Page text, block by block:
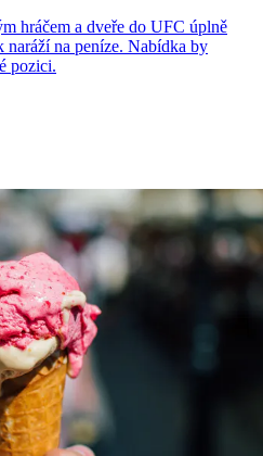
hráčem a dveře do UFC úplně
naráží na peníze. Nabídka by
pozici.